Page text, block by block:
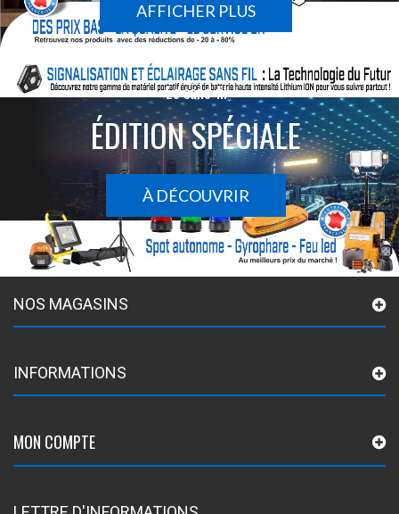
AFFICHER PLUS
Le sans-fil
ÉDITION SPÉCIALE
À DÉCOUVRIR
NOS MAGASINS
INFORMATIONS
MON COMPTE